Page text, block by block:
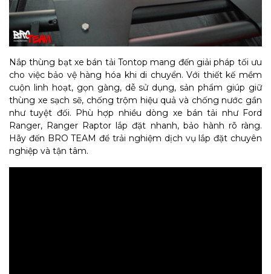
Nắp thùng bạt xe bán tải Tontop mang đến giải pháp tối ưu
cho việc bảo vệ hàng hóa khi di chuyển. Với thiết kế mềm
cuộn linh hoạt, gọn gàng, dễ sử dụng, sản phẩm giúp giữ
thùng xe sạch sẽ, chống trộm hiệu quả và chống nước gần
như tuyệt đối. Phù hợp nhiều dòng xe bán tải như Ford
Ranger, Ranger Raptor lắp đặt nhanh, bảo hành rõ ràng.
Hãy đến BRO TEAM để trải nghiệm dịch vụ lắp đặt chuyên
nghiệp và tận tâm.